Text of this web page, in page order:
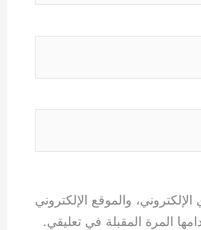
والموقع الإلكتروني
المرة المقبلة في تعليقي.